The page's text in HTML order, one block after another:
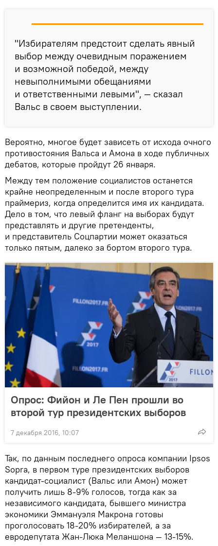
"Избирателям предстоит сделать явный
выбор между очевидным поражением
и возможной победой, между
невыполнимыми обещаниями
и ответственными левыми", — сказал
Вальс в своем выступлении.
Вероятно, многое будет зависеть от исхода очного
противостояния Вальса и Амона в ходе публичных
дебатов, которые пройдут 26 января.
Между тем положение социалистов останется
крайне неопределенным и после второго тура
праймериз, когда определится имя их кандидата.
Дело в том, что левый фланг на выборах будут
представлять и другие претенденты,
и представитель Соцпартии может оказаться
только пятым, далеко за бортом второго тура.
Опрос: Фийон и Ле Пен прошли во
второй тур президентских выборов
7 декабря 2016, 10:07
Так, по данным последнего опроса компании Ipsos
Sopra, в первом туре президентских выборов
кандидат-социалист (Вальс или Амон) может
получить лишь 8-9% голосов, тогда как за
независимого кандидата, бывшего министра
экономики Эммануэля Макрона готовы
проголосовать 18-20% избирателей, а за
евродепутата Жан-Люка Меланшона — 13-15%.